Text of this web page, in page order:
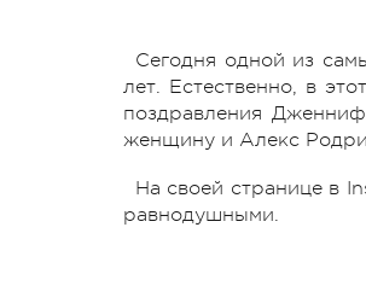
Сегодня одной из
лет. Естественно, в
поздравления
женщину и Алекс
На своей странице в
равнодушными.